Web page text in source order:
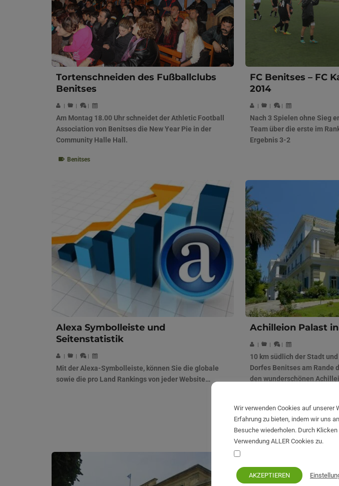
Tortenschneiden des Fußballclubs
Benitses
Am Montag 18.00 Uhr schneidet der Athletic Football
Association von Benitses die New Year Pie in der
Community Halle Hall.
Benitses
FC Benitses – FC
2014
Nach 3 Spielen ohne Sieg
Team über die erste im
Ergebnis 3-2
Alexa Symbolleiste und
Seitenstatistik
Mit der Alexa-Symbolleiste, können Sie die globale
sowie die pro Land Rankings von jeder Website…
Achilleion Palast
10 km südlich der Stadt
Dorfes Benitses am Rande
den wunderschönen
wurde.
Korfu
Wir verwenden Cookies auf unserer
Erfahrung zu bieten, indem wir uns
Besuche wiederholen. Durch
Verwendung ALLER Cookies zu.
AKZEPTIEREN